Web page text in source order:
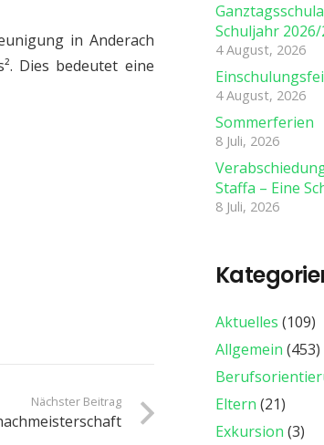
in Anderach
Dies bedeutet eine
Nächster Beitrag
Schuljahr
4 August, 2026
4 August, 2026
Sommerferien
8 Juli, 2026
Staffa – Eine
8 Juli, 2026
Aktuelles (109)
Allgemein (453)
Eltern (21)
Exkursion (3)